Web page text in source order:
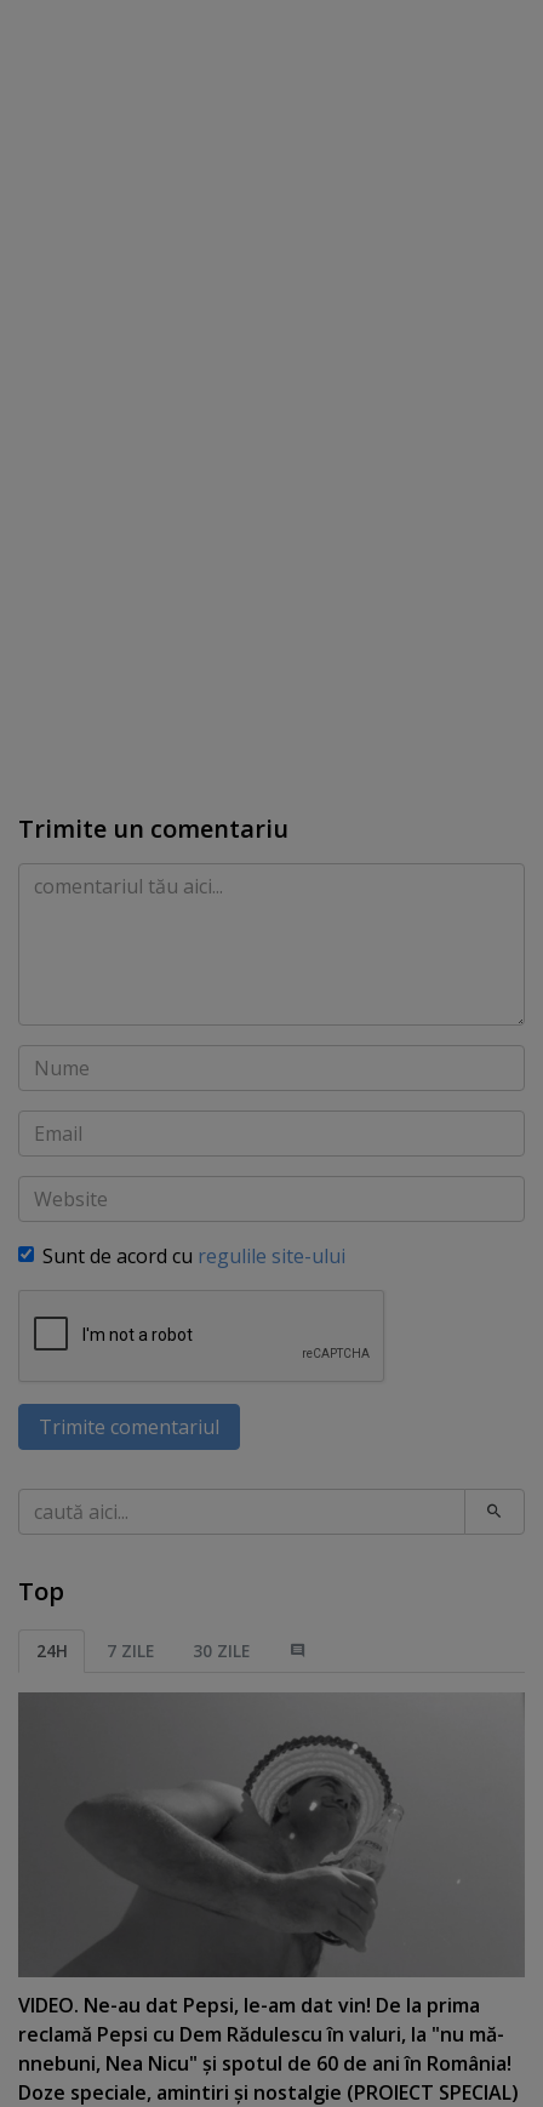
Trimite un comentariu
Comentariu
Nume
Email
Website
Sunt de acord cu regulile site-ului
Trimite comentariul
Caută
Top
24H 7 ZILE 30 ZILE
VIDEO. Ne-au dat Pepsi, le-am dat vin! De la prima
reclamă Pepsi cu Dem Rădulescu în valuri, la "nu mă-
nnebuni, Nea Nicu" şi spotul de 60 de ani în România!
Doze speciale, amintiri şi nostalgie (PROIECT SPECIAL)